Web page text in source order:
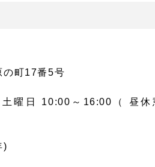
の町17番5号
曜日 10:00～16:00（ 昼休
)